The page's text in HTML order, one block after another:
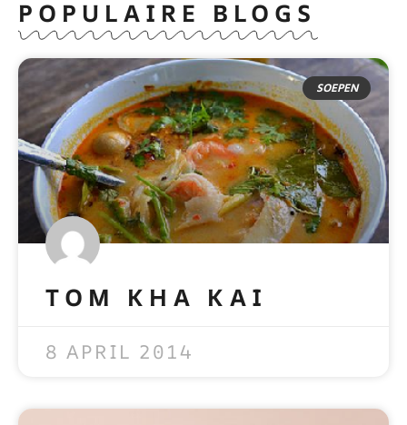
POPULAIRE BLOGS
SOEPEN
TOM KHA KAI
8 APRIL 2014